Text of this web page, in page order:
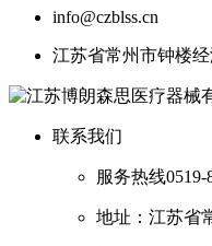
info@czblss.cn
江苏省常州市钟楼
联系我们
服务热线0519-
地址：江苏省